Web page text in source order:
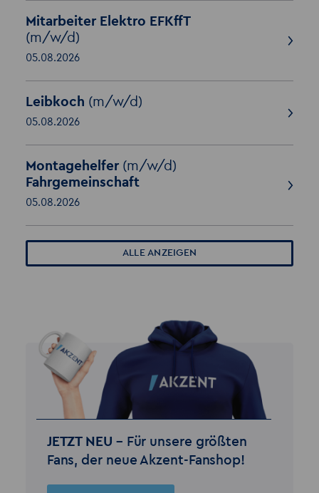
Mitarbeiter Elektro EFKffT
(m/w/d)
05.08.2026
Leibkoch (m/w/d)
05.08.2026
Montagehelfer (m/w/d)
Fahrgemeinschaft
05.08.2026
ALLE ANZEIGEN
JETZT NEU – Für unsere größten
Fans, der neue Akzent-Fanshop!